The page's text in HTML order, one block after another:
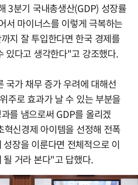
3분기 국내총생산(GDP) 성장률
마이너스를 이렇게 극복하는
지 잘 투입한다면 한국 경제를
있다고 생각한다"고 강조했다.
국가 채무 증가 우려에 대해선
주로 효과가 날 수 있는 부분을
를 냄으로써 GDP를 올리겠
신경제 아이템을 선정해 전폭
장을 이룬다면 전체적으로 이
될 거라 본다"고 답했다.